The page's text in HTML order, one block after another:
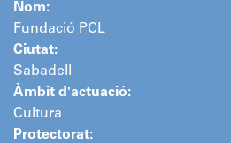
Nom:
Fundació PCL
Ciutat:
Sabadell
Àmbit d'actuació:
Cultura
Protectorat: